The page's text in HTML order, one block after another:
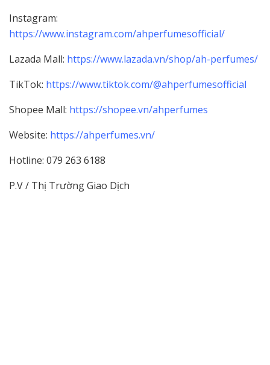
Instagram:
https://www.instagram.com/ahperfumesofficial/
Lazada Mall: https://www.lazada.vn/shop/ah-perfumes/
TikTok: https://www.tiktok.com/@ahperfumesofficial
Shopee Mall: https://shopee.vn/ahperfumes
Website: https://ahperfumes.vn/
Hotline: 079 263 6188
P.V / Thị Trường Giao Dịch